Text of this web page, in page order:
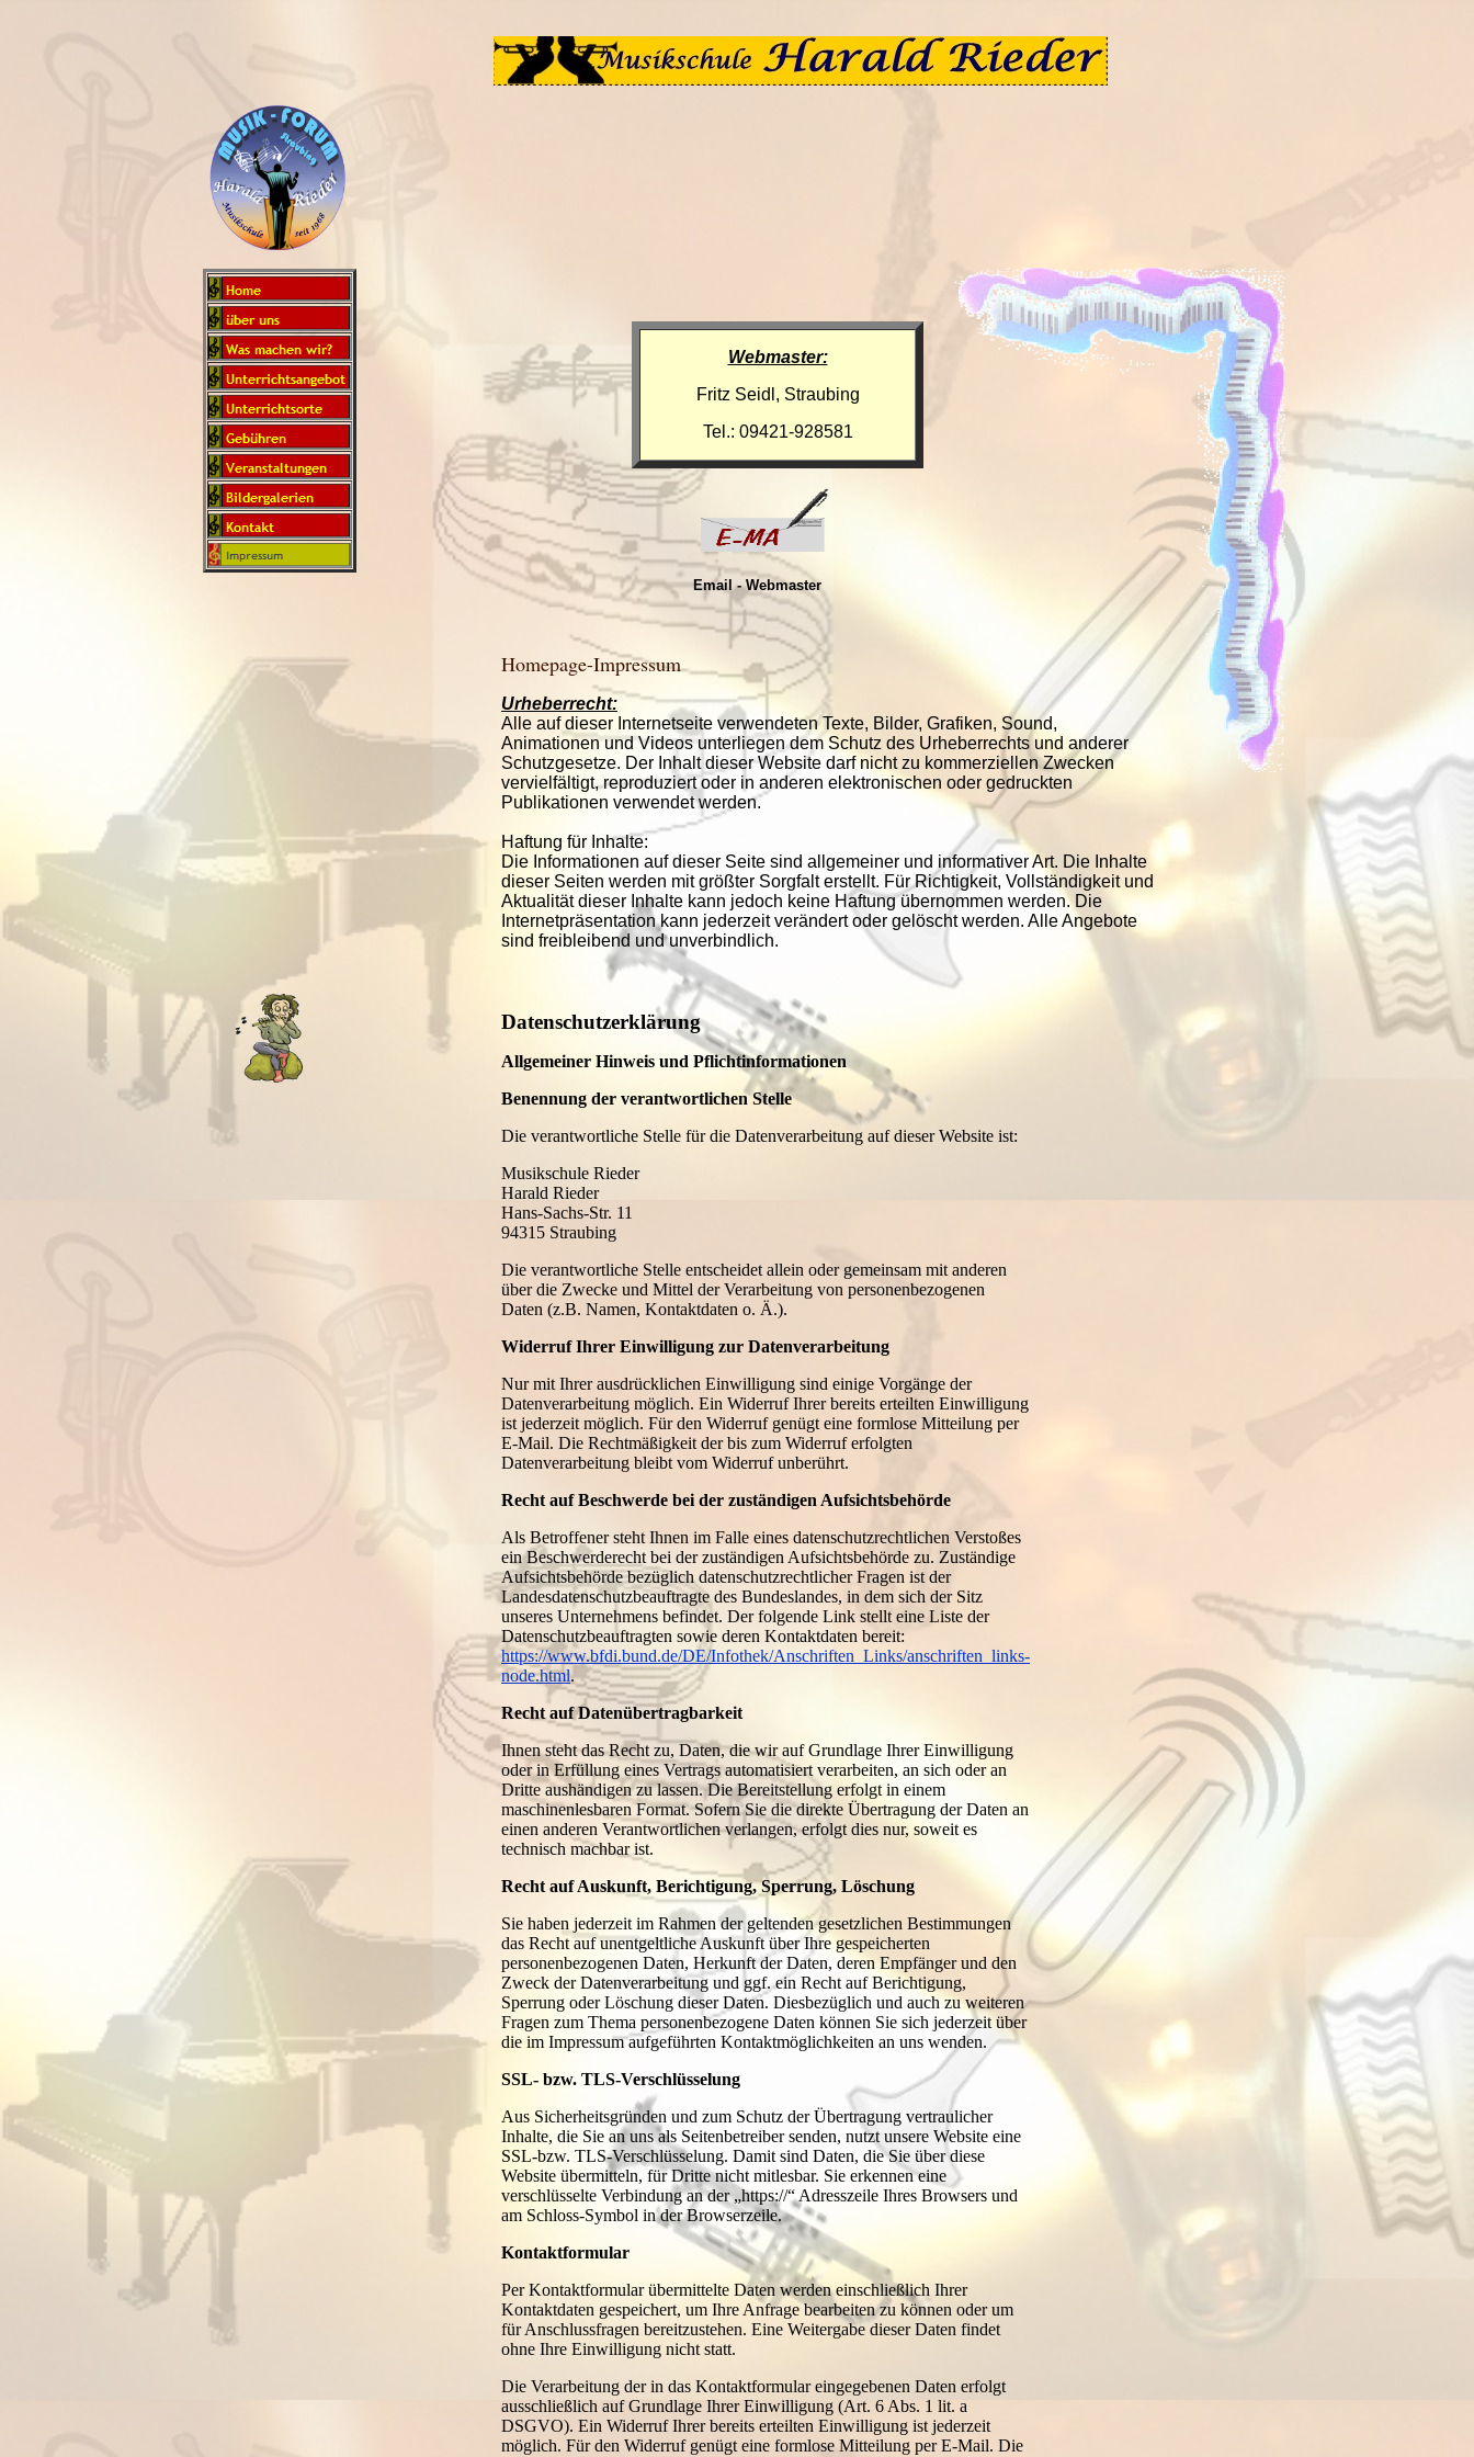
Webmaster:
Fritz Seidl, Straubing
Tel.: 09421-928581
Email - Webmaster
Homepage-Impressum
Urheberrecht:
Alle auf dieser Internetseite verwendeten Texte, Bilder, Grafiken, Sound,
Animationen und Videos unterliegen dem Schutz des Urheberrechts und anderer
Schutzgesetze. Der Inhalt dieser Website darf nicht zu kommerziellen Zwecken
vervielfältigt, reproduziert oder in anderen elektronischen oder gedruckten
Publikationen verwendet werden.
Haftung für Inhalte:
Die Informationen auf dieser Seite sind allgemeiner und informativer Art. Die Inhalte
dieser Seiten werden mit größter Sorgfalt erstellt. Für Richtigkeit, Vollständigkeit und
Aktualität dieser Inhalte kann jedoch keine Haftung übernommen werden. Die
Internetpräsentation kann jederzeit verändert oder gelöscht werden. Alle Angebote
sind freibleibend und unverbindlich.
Datenschutzerklärung
Allgemeiner Hinweis und Pflichtinformationen
Benennung der verantwortlichen Stelle
Die verantwortliche Stelle für die Datenverarbeitung auf dieser Website ist:
Musikschule Rieder
Harald Rieder
Hans-Sachs-Str. 11
94315 Straubing
Die verantwortliche Stelle entscheidet allein oder gemeinsam mit anderen
über die Zwecke und Mittel der Verarbeitung von personenbezogenen
Daten (z.B. Namen, Kontaktdaten o. Ä.).
Widerruf Ihrer Einwilligung zur Datenverarbeitung
Nur mit Ihrer ausdrücklichen Einwilligung sind einige Vorgänge der
Datenverarbeitung möglich. Ein Widerruf Ihrer bereits erteilten Einwilligung
ist jederzeit möglich. Für den Widerruf genügt eine formlose Mitteilung per
E-Mail. Die Rechtmäßigkeit der bis zum Widerruf erfolgten
Datenverarbeitung bleibt vom Widerruf unberührt.
Recht auf Beschwerde bei der zuständigen Aufsichtsbehörde
Als Betroffener steht Ihnen im Falle eines datenschutzrechtlichen Verstoßes
ein Beschwerderecht bei der zuständigen Aufsichtsbehörde zu. Zuständige
Aufsichtsbehörde bezüglich datenschutzrechtlicher Fragen ist der
Landesdatenschutzbeauftragte des Bundeslandes, in dem sich der Sitz
unseres Unternehmens befindet. Der folgende Link stellt eine Liste der
Datenschutzbeauftragten sowie deren Kontaktdaten bereit:
https://www.bfdi.bund.de/DE/Infothek/Anschriften_Links/anschriften_links-
node.html.
Recht auf Datenübertragbarkeit
Ihnen steht das Recht zu, Daten, die wir auf Grundlage Ihrer Einwilligung
oder in Erfüllung eines Vertrags automatisiert verarbeiten, an sich oder an
Dritte aushändigen zu lassen. Die Bereitstellung erfolgt in einem
maschinenlesbaren Format. Sofern Sie die direkte Übertragung der Daten an
einen anderen Verantwortlichen verlangen, erfolgt dies nur, soweit es
technisch machbar ist.
Recht auf Auskunft, Berichtigung, Sperrung, Löschung
Sie haben jederzeit im Rahmen der geltenden gesetzlichen Bestimmungen
das Recht auf unentgeltliche Auskunft über Ihre gespeicherten
personenbezogenen Daten, Herkunft der Daten, deren Empfänger und den
Zweck der Datenverarbeitung und ggf. ein Recht auf Berichtigung,
Sperrung oder Löschung dieser Daten. Diesbezüglich und auch zu weiteren
Fragen zum Thema personenbezogene Daten können Sie sich jederzeit über
die im Impressum aufgeführten Kontaktmöglichkeiten an uns wenden.
SSL- bzw. TLS-Verschlüsselung
Aus Sicherheitsgründen und zum Schutz der Übertragung vertraulicher
Inhalte, die Sie an uns als Seitenbetreiber senden, nutzt unsere Website eine
SSL-bzw. TLS-Verschlüsselung. Damit sind Daten, die Sie über diese
Website übermitteln, für Dritte nicht mitlesbar. Sie erkennen eine
verschlüsselte Verbindung an der „https://“ Adresszeile Ihres Browsers und
am Schloss-Symbol in der Browserzeile.
Kontaktformular
Per Kontaktformular übermittelte Daten werden einschließlich Ihrer
Kontaktdaten gespeichert, um Ihre Anfrage bearbeiten zu können oder um
für Anschlussfragen bereitzustehen. Eine Weitergabe dieser Daten findet
ohne Ihre Einwilligung nicht statt.
Die Verarbeitung der in das Kontaktformular eingegebenen Daten erfolgt
ausschließlich auf Grundlage Ihrer Einwilligung (Art. 6 Abs. 1 lit. a
DSGVO). Ein Widerruf Ihrer bereits erteilten Einwilligung ist jederzeit
möglich. Für den Widerruf genügt eine formlose Mitteilung per E-Mail. Die